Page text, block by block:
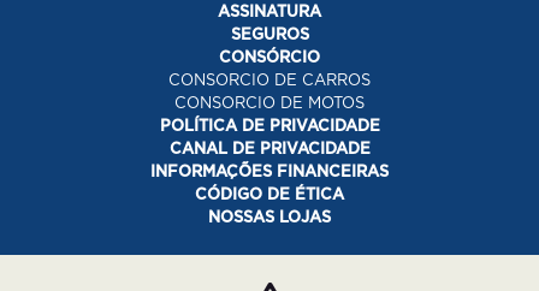
ASSINATURA
SEGUROS
CONSÓRCIO
CONSORCIO DE CARROS
CONSORCIO DE MOTOS
POLÍTICA DE PRIVACIDADE
CANAL DE PRIVACIDADE
INFORMAÇÕES FINANCEIRAS
CÓDIGO DE ÉTICA
NOSSAS LOJAS